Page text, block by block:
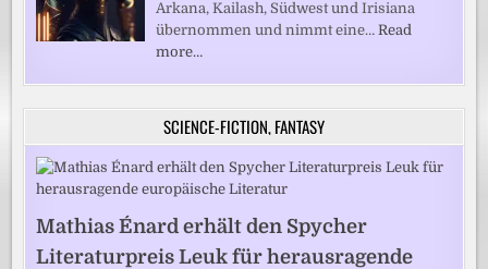
Arkana, Kailash, Südwest und Irisiana
übernommen und nimmt eine…Read
more…
SCIENCE-FICTION, FANTASY
Mathias Énard erhält den Spycher
Literaturpreis Leuk für herausragende